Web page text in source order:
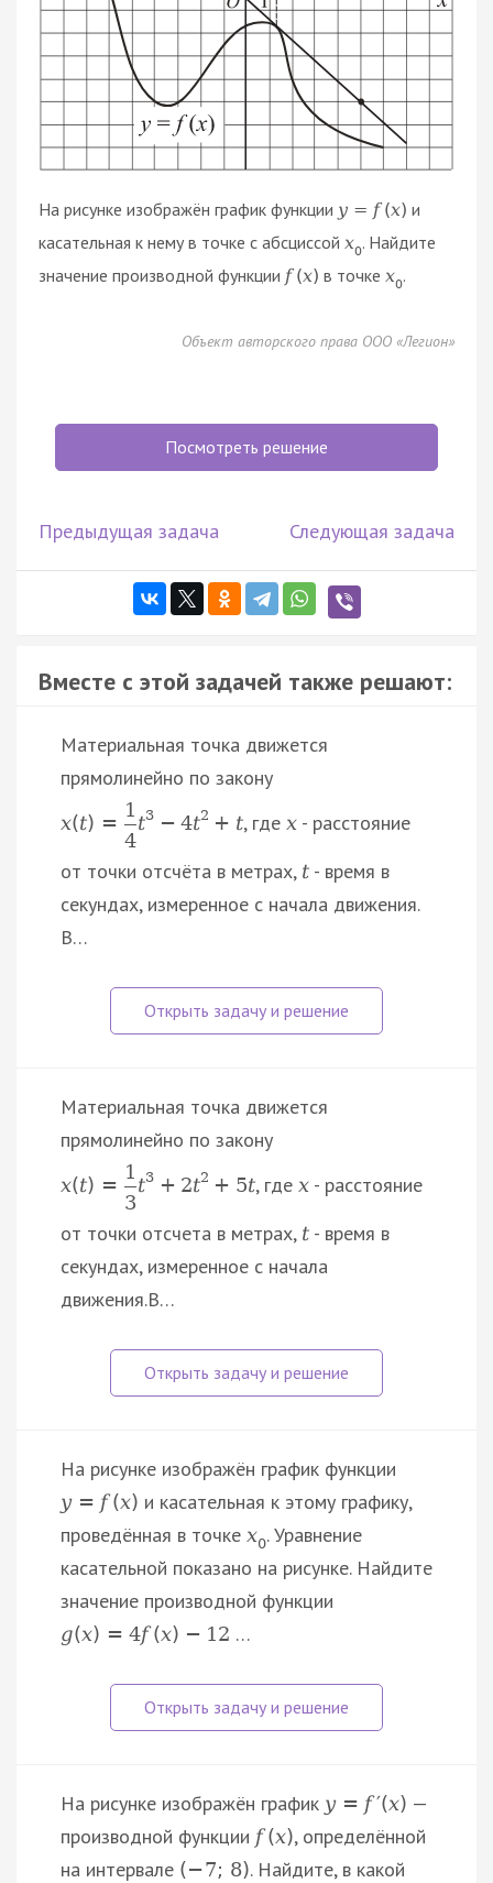
На рисунке изображён график функции y = f (x) и
касательная к нему в точке с абсциссой x0. Найдите
значение производной функции f (x) в точке x0.
Объект авторского права ООО «Легион»
Посмотреть решение
Предыдущая задача Следующая задача
Вместе с этой задачей также решают:
Материальная точка движется
прямолинейно по закону
x(t) =
1
4
t3 − 4t2 + t, где x- расстояние
от точки отсчёта в метрах, t - время в
секундах, измеренное с начала движения.
В…
Материальная точка движется
прямолинейно по закону
x(t) =
1
3
t3 + 2t2 + 5t, где x- расстояние
от точки отсчета в метрах, t - время в
секундах, измеренное с начала
движения.В…
На рисунке изображён график функции
y = f (x) и касательная к этому графику,
проведённая в точке x0. Уравнение
касательной показано на рисунке. Найдите
значение производной функции
g(x) = 4f (x) − 12 …
На рисунке изображён график y = f′(x) —
производной функции f (x), определённой
на интервале (−7; 8). Найдите, в какой